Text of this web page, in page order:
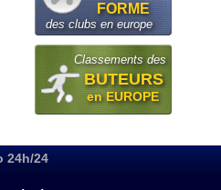
FORME
des clubs en europe
Classements des
BUTEURS
en EUROPE
24h/24